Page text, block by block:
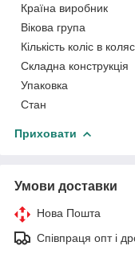
Країна виробник
Вікова група
Кількість коліс в
Складна конструкція
Упаковка
Стан
Приховати
Умови доставки
Нова Пошта
Співпраця опт і